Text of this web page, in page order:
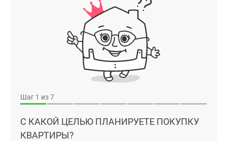
Шаг 1 из 7
С КАКОЙ ЦЕЛЬЮ ПЛАНИРУЕТЕ ПОКУПКУ
КВАРТИРЫ?